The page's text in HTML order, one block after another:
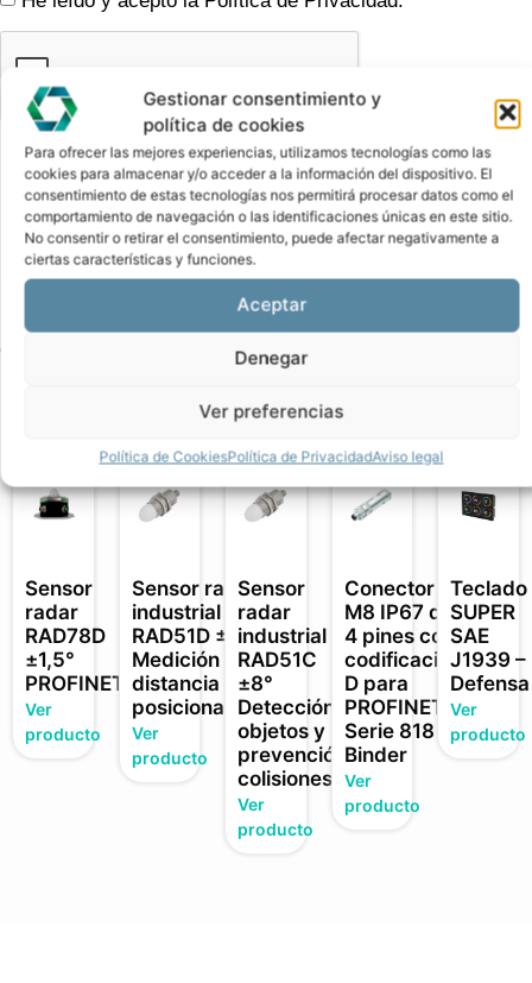
Gestionar consentimiento y
política de cookies
Para ofrecer las mejores experiencias, utilizamos tecnologías como las
cookies para almacenar y/o acceder a la información del dispositivo. El
consentimiento de estas tecnologías nos permitirá procesar datos como el
comportamiento de navegación o las identificaciones únicas en este sitio.
No consentir o retirar el consentimiento, puede afectar negativamente a
ciertas características y funciones.
Aceptar
Denegar
Ver preferencias
Política de CookiesPolítica de PrivacidadAviso legal
ENVIAR
CONOCE ESTOS PRODUCTOS
Últimos en llegar
Sensor
radar
RAD78D
±1,5°
PROFINET
Ver
producto
Sensor radar
industrial
RAD51D ±3°
Medición
distancia y
posicionamiento
Ver
producto
Sensor
radar
industrial
RAD51C
±8°
Detección
objetos y
prevención
colisiones
Ver
producto
Conector
M8 IP67 de
4 pines con
codificación
D para
PROFINET ·
Serie 818
Binder
Ver
producto
Teclado
SUPER
SAE
J1939 –
Defensa
Ver
producto